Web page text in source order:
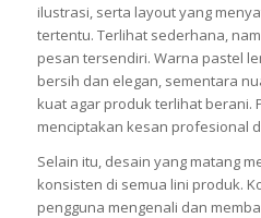
ilustrasi, serta layout yang
tertentu. Terlihat sederhana,
pesan tersendiri. Warna pastel
bersih dan elegan, sementara
kuat agar produk terlihat berani.
menciptakan kesan profesional
Selain itu, desain yang matang
konsisten di semua lini produk.
pengguna mengenali dan